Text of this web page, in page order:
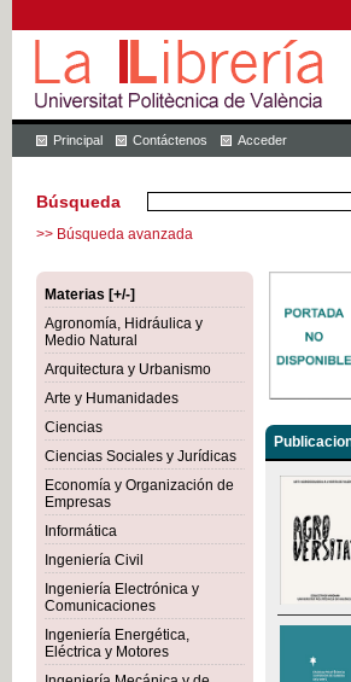
Principal Contáctenos Acceder
Búsqueda
>> Búsqueda avanzada
Materias [+/-]
Agronomía, Hidráulica y
Medio Natural
Arquitectura y Urbanismo
Arte y Humanidades
Ciencias
Ciencias Sociales y Jurídicas
Economía y Organización de
Empresas
Informática
Ingeniería Civil
Ingeniería Electrónica y
Comunicaciones
Ingeniería Energética,
Eléctrica y Motores